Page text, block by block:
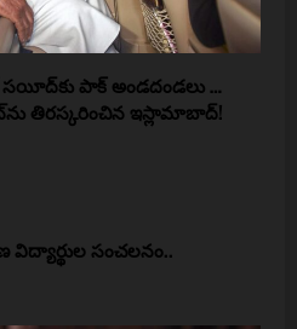
పాక్ అండదండలు …
తిరస్కరించిన ఇస్లామాబాద్!
సంచలనం..